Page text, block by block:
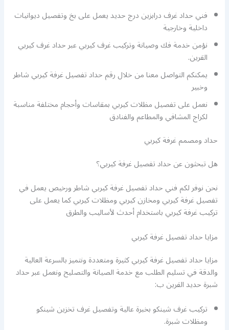
فني حداد غرف درابزين درج حديد يعمل على بخ وتفصيل ديوانيات
داخلية وخارجية
نؤمن خدمة فك وصيانة وتركيب غرف كيربي عبر حداد غرف كيربي
القرين.
يمكنكم التواصل معنا من خلال رقم حداد تفصيل غرفة كيربي شاطر
وخبير
نعمل على تفصيل مظلات كيربي بمقاسات وأحجام مختلفة مناسبة
لكراج المشافي والمطاعم والفنادق
حداد ومصمم غرفة كيربي
هل تبحثون عن حداد تفصيل غرفة كيربي؟
نحن نوفر لكم فني حداد تفصيل غرفة كيربي شاطر ورخيص يعمل في
تفصيل غرفة كيربي ومخازن كيربي ومظلات كيربي كما يعمل على
تركيب غرفة كيربي باستخدام أحدث لأساليب والطرق
مزايا حداد تفصيل غرفة كيربي
مزايا حداد تفصيل غرفة كيربي كثيرة ومتعددة ونتميز بالسرعة العالية
والدقة في تسليم الطلب مع خدمة الصيانة والتصليح ونعمل عبر حداد
شبرة حديد القرين ب:
تركيب غرف شينكو بخبرة عالية وتفصيل غرف تخزين شينكو
ومظلات شبرة.